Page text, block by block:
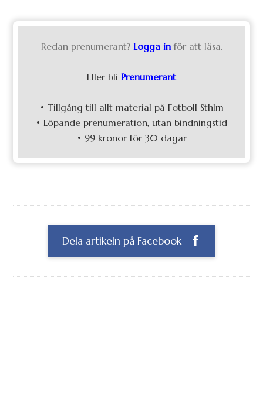
Redan prenumerant? Logga in för att läsa.
Eller bli Prenumerant
• Tillgång till allt material på Fotboll Sthlm
• Löpande prenumeration, utan bindningstid
• 99 kronor för 30 dagar
Dela artikeln på Facebook